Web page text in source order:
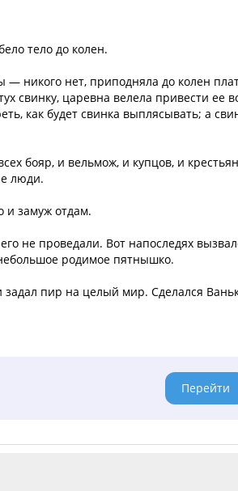
тело до колен.
— никого нет, приподняла до колен
свинку, царевна велела привести ее
как будет свинка выплясывать; а
бояр, и вельмож, и купцов, и
люди.
и замуж отдам.
не проведали. Вот напоследях
родимое пятнышко.
пир на целый мир. Сделался
Перейти